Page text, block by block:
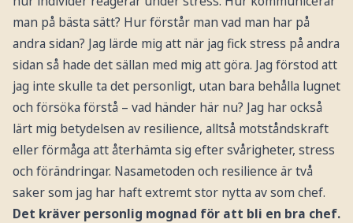
man på bästa sätt? Hur förstår man vad man har på
andra sidan? Jag lärde mig att när jag fick stress på andra
sidan så hade det sällan med mig att göra. Jag förstod att
jag inte skulle ta det personligt, utan bara behålla lugnet
och försöka förstå – vad händer här nu? Jag har också
lärt mig betydelsen av resilience, alltså motståndskraft
eller förmåga att återhämta sig efter svårigheter, stress
och förändringar. Nasametoden och resilience är två
saker som jag har haft extremt stor nytta av som chef.
Det kräver personlig mognad för att bli en bra chef.